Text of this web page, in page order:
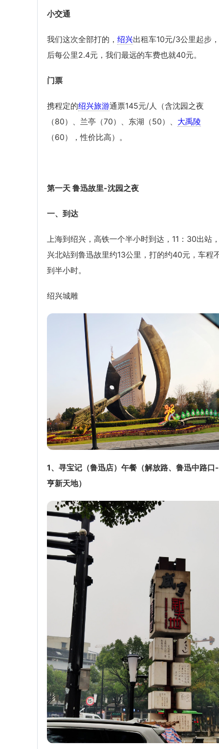
小交通
我们这次全部打的， 绍兴出租车10元/3公里起步
后每公里2.4元，我们最远的车费也就40元。
门票
携程定的绍兴旅游通票145元/人（含沈园之夜
（80）、兰亭（70）、东湖（50）、 大禹陵
（60），性价比高）。
第一天 鲁迅故里-沈园之夜
一、到达
上海到绍兴，高铁一个半小时到达，11：30出站
兴北站到鲁迅故里约13公里，打的约40元，车程
到半小时。
绍兴城雕
1、寻宝记（鲁迅店）午餐（解放路、鲁迅中路口
亨新天地）